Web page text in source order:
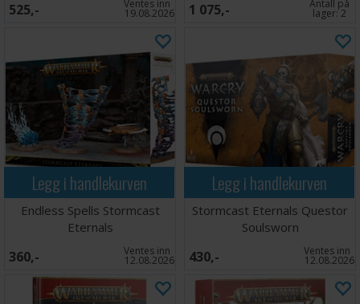
525,- Ventes inn
19.08.2026 1 075,- Antall på
lager:2
Legg i handlekurven
Endless Spells Stormcast
Eternals
360,- Ventes inn
12.08.2026
Legg i handlekurven
Stormcast Eternals Questor
Soulsworn
430,- Ventes inn
12.08.2026